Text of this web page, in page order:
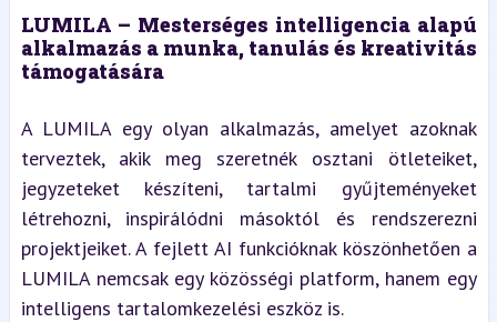
LUMILA – Mesterséges intelligencia alapú
alkalmazás a munka, tanulás és kreativitás
támogatására
A LUMILA egy olyan alkalmazás, amelyet azoknak
terveztek, akik meg szeretnék osztani ötleteiket,
jegyzeteket készíteni, tartalmi gyűjteményeket
létrehozni, inspirálódni másoktól és rendszerezni
projektjeiket. A fejlett AI funkcióknak köszönhetően a
LUMILA nemcsak egy közösségi platform, hanem egy
intelligens tartalomkezelési eszköz is.